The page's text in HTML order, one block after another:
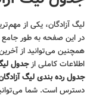
لیگ آزادگان، یکی از
در این صفحه به طور
همچنین می‌توانید از
اطلاعات کاملی ازجدول
جدول رده بندی لیگ
دسترس است. شما